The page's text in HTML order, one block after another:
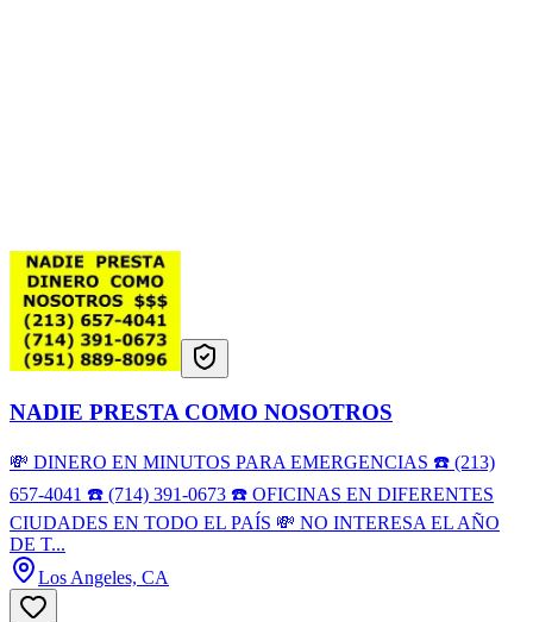
NADIE PRESTA COMO NOSOTROS
💸 DINERO EN MINUTOS PARA EMERGENCIAS ☎️ (213)
657-4041 ☎️ (714) 391-0673 ☎️ OFICINAS EN DIFERENTES
CIUDADES EN TODO EL PAÍS 💸 NO INTERESA EL AÑO
DE T...
Los Angeles, CA